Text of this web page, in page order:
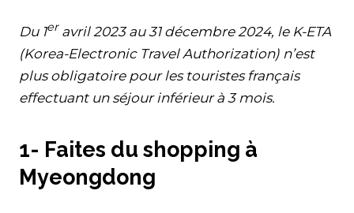
Du 1eravril 2023 au 31 décembre 2024, le K-ETA
(Korea-Electronic Travel Authorization) n’est
plus obligatoire pour les touristes français
effectuant un séjour inférieur à 3 mois.
1- Faites du shopping à
Myeongdong